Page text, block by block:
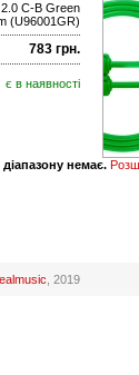
C-B Green
(U96001GR)
783 грн.
є в наявності
немає.
, 2019